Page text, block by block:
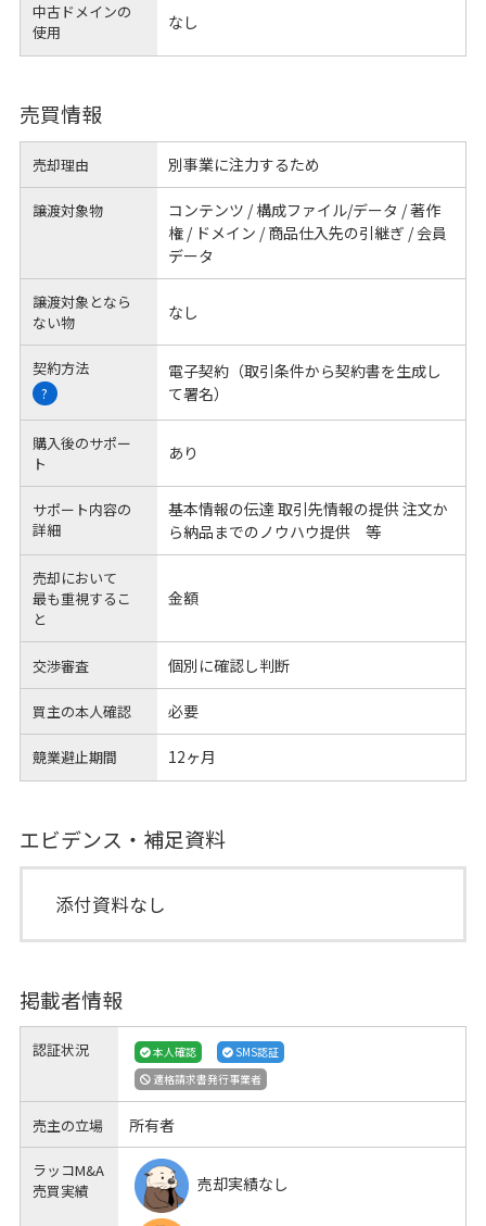
中古ドメインの
使用
なし
売買情報
売却理由 別事業に注力するため
譲渡対象物
コンテンツ / 構成ファイル/データ / 著作
権 / ドメイン / 商品仕入先の引継ぎ / 会員
データ
譲渡対象となら
ない物
なし
契約方法
?
電子契約（取引条件から契約書を生成し
て署名）
購入後のサポー
ト
あり
サポート内容の
詳細
基本情報の伝達 取引先情報の提供 注文か
ら納品までのノウハウ提供 等
売却において
最も重視するこ
と
金額
交渉審査 個別に確認し判断
買主の本人確認 必要
競業避止期間 12ヶ月
エビデンス・補足資料
添付資料なし
掲載者情報
認証状況 本人確認
SMS認証
適格請求書発行事業者
売主の立場 所有者
ラッコM&A
売買実績
売却実績なし